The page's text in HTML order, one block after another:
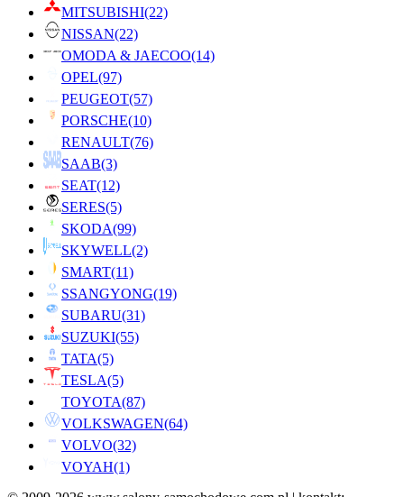
MITSUBISHI(22)
NISSAN(22)
OMODA & JAECOO(14)
OPEL(97)
PEUGEOT(57)
PORSCHE(10)
RENAULT(76)
SAAB(3)
SEAT(12)
SERES(5)
SKODA(99)
SKYWELL(2)
SMART(11)
SSANGYONG(19)
SUBARU(31)
SUZUKI(55)
TATA(5)
TESLA(5)
TOYOTA(87)
VOLKSWAGEN(64)
VOLVO(32)
VOYAH(1)